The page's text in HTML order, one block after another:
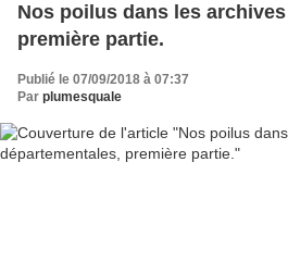
Nos poilus dans les
première partie.
Publié le 07/09/2018 à 07:37
Par plumesquale